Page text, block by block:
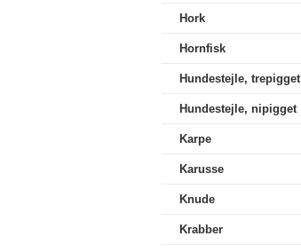
Hork
Hornfisk
Hundestejle, trepigget
Hundestejle, nipigget
Karpe
Karusse
Knude
Krabber